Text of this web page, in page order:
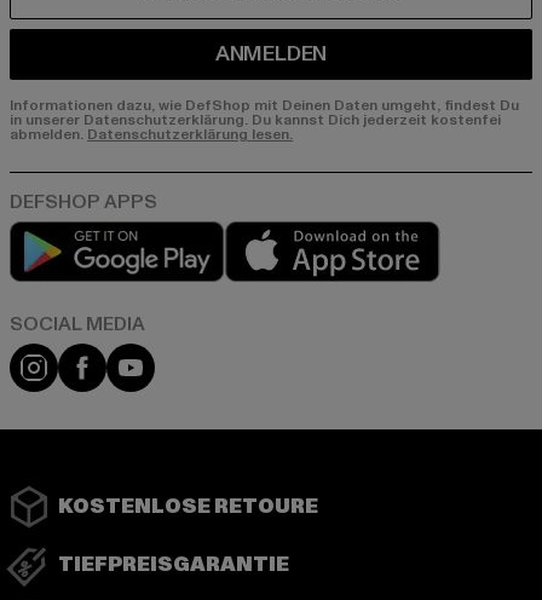
ANMELDEN
Informationen dazu, wie DefShop mit Deinen Daten umgeht, findest Du
in unserer Datenschutzerklärung. Du kannst Dich jederzeit kostenfei
abmelden. Datenschutzerklärung lesen.
Play market
Instagram
FacebookYouTube
KOSTENLOSE RETOURE
TIEFPREISGARANTIE